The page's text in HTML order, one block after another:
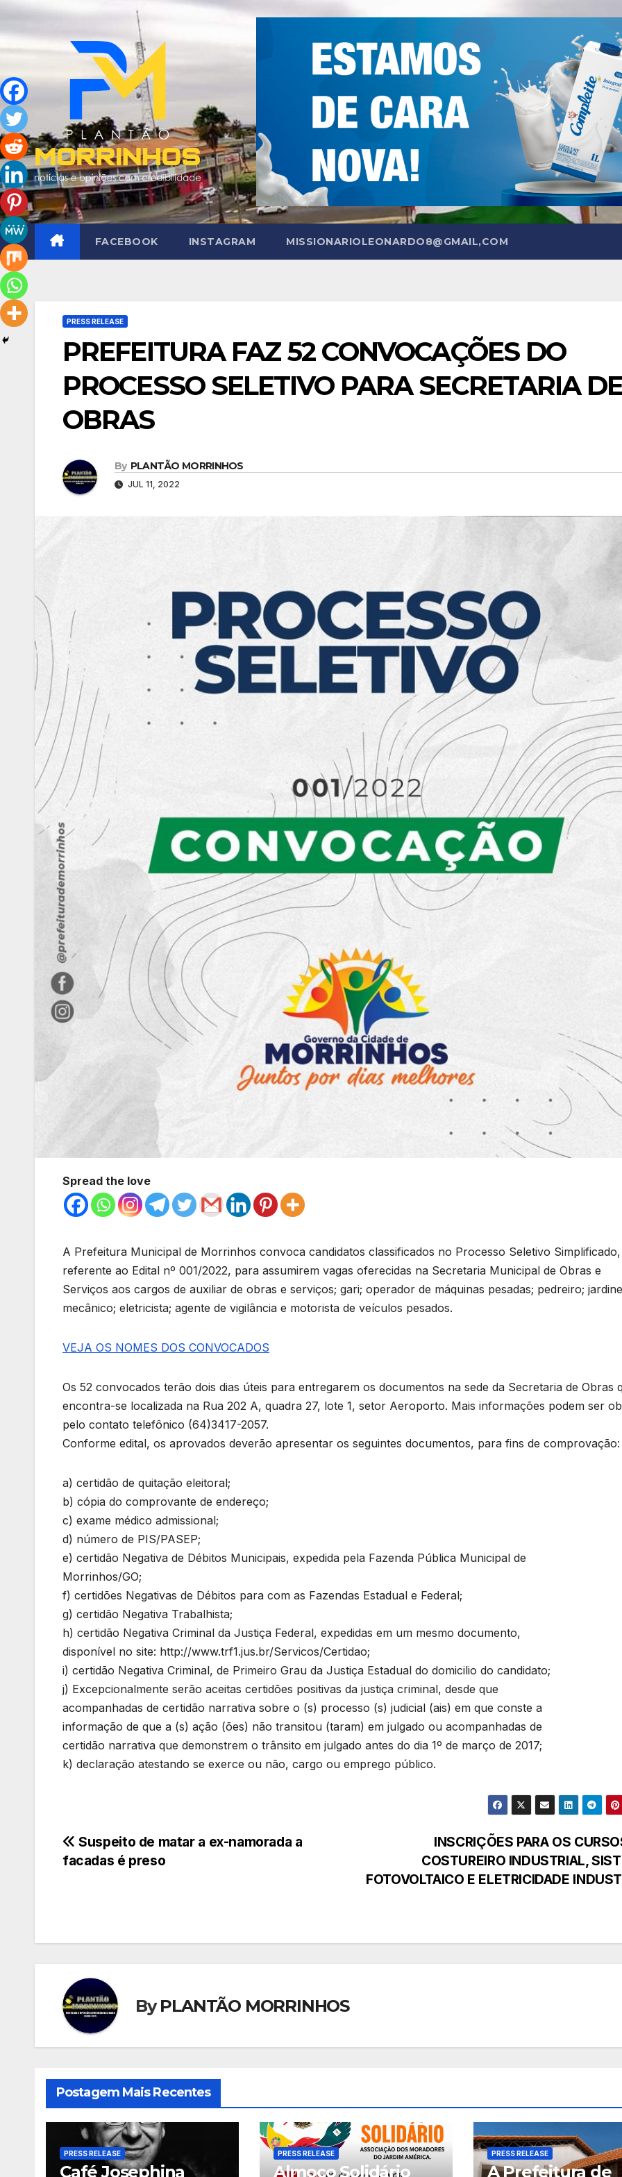
Skip
to
content
FACEBOOK INSTAGRAM MISSIONARIOLEONARDO8@GMAIL,COM
PRESS RELEASE
PREFEITURA FAZ 52 CONVOCAÇÕES DO
PROCESSO SELETIVO PARA SECRETARIA
OBRAS
By PLANTÃO MORRINHOS
JUL 11, 2022
Spread the love
A Prefeitura Municipal de Morrinhos convoca candidatos classificados no Processo Seletivo Simplificado,
referente ao Edital nº 001/2022, para assumirem vagas oferecidas na Secretaria Municipal de Obras e
Serviços aos cargos de auxiliar de obras e serviços; gari; operador de máquinas pesadas; pedreiro;
mecânico; eletricista; agente de vigilância e motorista de veículos pesados.
VEJA OS NOMES DOS CONVOCADOS
Os 52 convocados terão dois dias úteis para entregarem os documentos na sede da Secretaria de Obras
encontra-se localizada na Rua 202 A, quadra 27, lote 1, setor Aeroporto. Mais informações podem ser
pelo contato telefônico (64)3417-2057.
Conforme edital, os aprovados deverão apresentar os seguintes documentos, para fins de comprovação:
a) certidão de quitação eleitoral;
b) cópia do comprovante de endereço;
c) exame médico admissional;
d) número de PIS/PASEP;
e) certidão Negativa de Débitos Municipais, expedida pela Fazenda Pública Municipal de
Morrinhos/GO;
f) certidões Negativas de Débitos para com as Fazendas Estadual e Federal;
g) certidão Negativa Trabalhista;
h) certidão Negativa Criminal da Justiça Federal, expedidas em um mesmo documento,
disponível no site: http://www.trf1.jus.br/Servicos/Certidao;
i) certidão Negativa Criminal, de Primeiro Grau da Justiça Estadual do domicilio do candidato;
j) Excepcionalmente serão aceitas certidões positivas da justiça criminal, desde que
acompanhadas de certidão narrativa sobre o (s) processo (s) judicial (ais) em que conste a
informação de que a (s) ação (ões) não transitou (taram) em julgado ou acompanhadas de
certidão narrativa que demonstrem o trânsito em julgado antes do dia 1º de março de 2017;
k) declaração atestando se exerce ou não, cargo ou emprego público.
Navegação
INSCRIÇÕES PARA OS
COSTUREIRO INDUSTRIAL,
FOTOVOLTAICO E ELETRICIDADE
Suspeito de matar a ex-namorada a
facadas é preso
ByPLANTÃO MORRINHOS
Postagem Mais Recentes
PRESS RELEASE
Café Josephina
PRESS RELEASE
Almoço Solidário
PRESS RELEASE
A Prefeitura de